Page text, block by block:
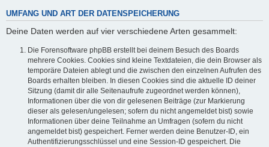
UMFANG UND ART DER DATENSPEICHERUNG
Deine Daten werden auf vier verschiedene Arten gesammelt:
Die Forensoftware phpBB erstellt bei deinem Besuch des Boards
mehrere Cookies. Cookies sind kleine Textdateien, die dein Browser als
temporäre Dateien ablegt und die zwischen den einzelnen Aufrufen des
Boards erhalten bleiben. In diesen Cookies sind die aktuelle ID deiner
Sitzung (damit dir alle Seitenaufrufe zugeordnet werden können),
Informationen über die von dir gelesenen Beiträge (zur Markierung
dieser als gelesen/ungelesen; sofern du nicht angemeldet bist) sowie
Informationen über deine Teilnahme an Umfragen (sofern du nicht
angemeldet bist) gespeichert. Ferner werden deine Benutzer-ID, ein
Authentifizierungsschlüssel und eine Session-ID gespeichert. Die